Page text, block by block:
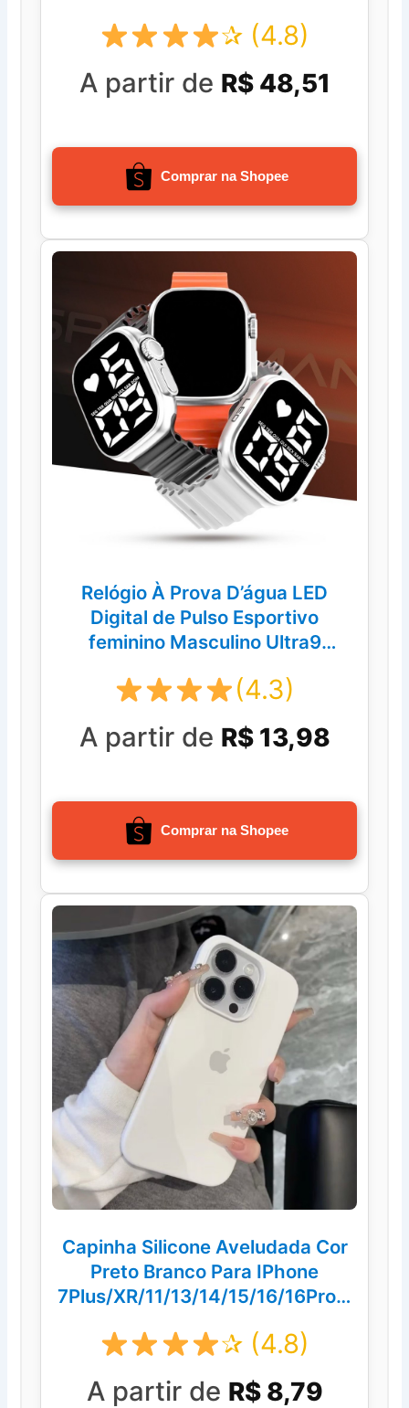
✰ (4.8)
A partir de R$ 48,51
Comprar na Shopee
Relógio À Prova D’água LED
Digital de Pulso Esportivo
feminino Masculino Ultra9
(4.3)
A partir de R$ 13,98
Comprar na Shopee
Capinha Silicone Aveludada Cor
Preto Branco Para IPhone
7Plus/XR/11/13/14/15/16/16Prom
✰ (4.8)
A partir de R$ 8,79